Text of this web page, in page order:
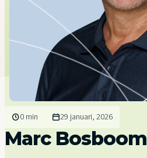
0 min 29 januari, 2026
Marc Bosboom